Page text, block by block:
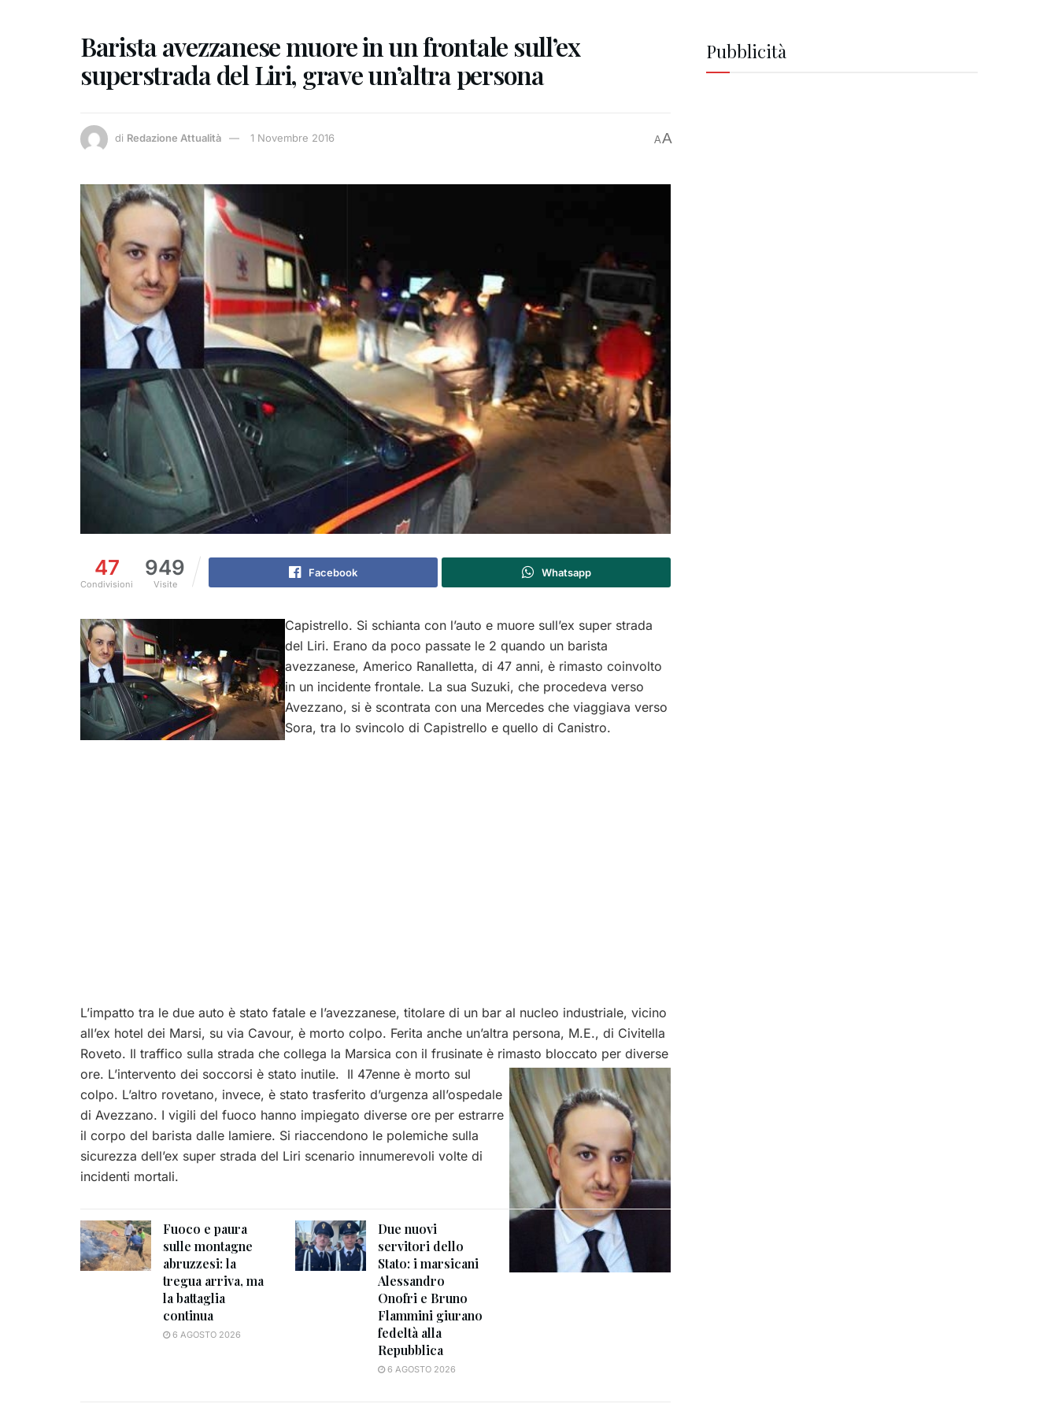
Barista avezzanese muore in un frontale sull’ex
superstrada del Liri, grave un’altra persona
di Redazione Attualità 1 Novembre 2016 AA
47
Condivisioni
949
Visite
Facebook Whatsapp
Capistrello. Si schianta con l’auto e muore sull’ex super strada
del Liri. Erano da poco passate le 2 quando un barista
avezzanese, Americo Ranalletta, di 47 anni, è rimasto coinvolto
in un incidente frontale. La sua Suzuki, che procedeva verso
Avezzano, si è scontrata con una Mercedes che viaggiava verso
Sora, tra lo svincolo di Capistrello e quello di Canistro.
L’impatto tra le due auto è stato fatale e l’avezzanese, titolare di un bar al nucleo industriale, vicino
all’ex hotel dei Marsi, su via Cavour, è morto colpo. Ferita anche un’altra persona, M.E., di Civitella
Roveto. Il traffico sulla strada che collega la Marsica con il frusinate è rimasto bloccato per diverse
ore. L’intervento dei soccorsi è stato inutile. Il 47enne è morto sul
colpo. L’altro rovetano, invece, è stato trasferito d’urgenza all’ospedale
di Avezzano. I vigili del fuoco hanno impiegato diverse ore per estrarre
il corpo del barista dalle lamiere. Si riaccendono le polemiche sulla
sicurezza dell’ex super strada del Liri scenario innumerevoli volte di
incidenti mortali.
Fuoco e paura
sulle montagne
abruzzesi: la
tregua arriva, ma
la battaglia
continua
6 AGOSTO 2026
Due nuovi
servitori dello
Stato: i marsicani
Alessandro
Onofri e Bruno
Flammini giurano
fedeltà alla
Repubblica
6 AGOSTO 2026
Pubblicità